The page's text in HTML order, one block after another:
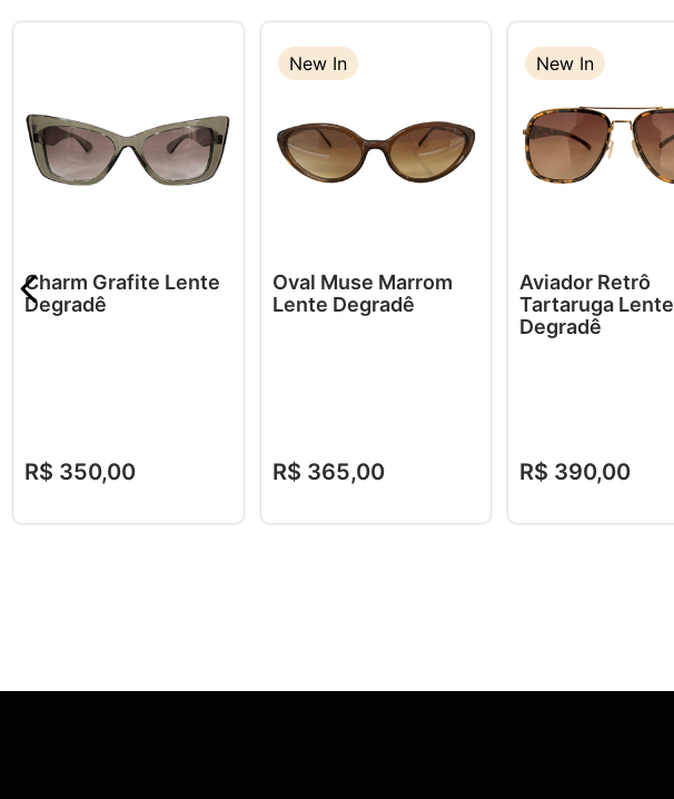
Charm Grafite Lente
Degradê
R$ 350,00
New In
Oval Muse Marrom
Lente Degradê
R$ 365,00
New In
Aviador Retrô
Tartaruga Lente
Degradê
R$ 390,00